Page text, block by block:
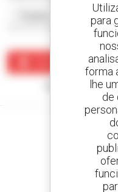
Criar um alerta
Nenhum
Crie
e receba
para
forma
lhe
de